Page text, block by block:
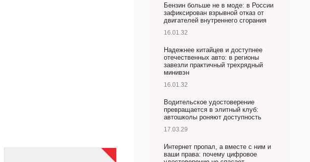
Бензин больше не в моде: в России
зафиксирован взрывной отказ от
двигателей внутреннего сгорания
16.01.32
Надежнее китайцев и доступнее
отечественных авто: в регионы
завезли практичный трехрядный
минивэн
16.01.32
Водительское удостоверение
превращается в элитный клуб:
автошколы роняют доступность
17.03.29
Интернет пропал, а вместе с ним и
ваши права: почему цифровое